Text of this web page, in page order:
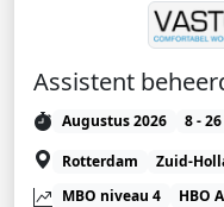
Assistent
Augustus 2026 8 -
Rotterdam
Zuid-
MBO niveau 4
HBO